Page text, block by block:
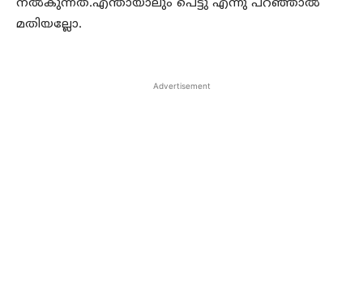
നല്‍കുന്നത്.എന്തായാലും പെട്ടു എന്നു പറഞ്ഞാല്‍
മതിയല്ലോ.
Advertisement